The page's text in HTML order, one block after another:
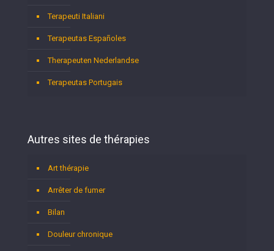
Terapeuti Italiani
Terapeutas Españoles
Therapeuten Nederlandse
Terapeutas Portugais
Autres sites de thérapies
Art thérapie
Arrêter de fumer
Bilan
Douleur chronique